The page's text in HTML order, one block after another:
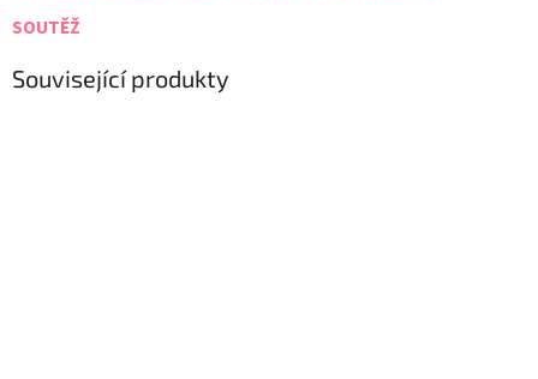
SOUTĚŽ
Související produkty